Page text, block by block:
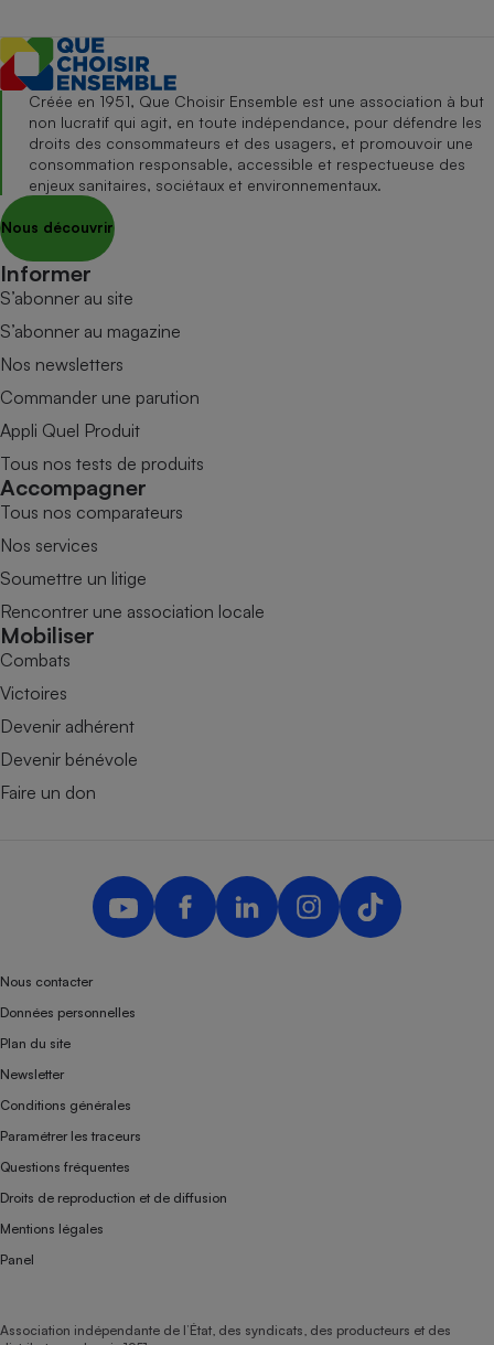
Créée en 1951, Que Choisir Ensemble est une association à but
non lucratif qui agit, en toute indépendance, pour défendre les
droits des consommateurs et des usagers, et promouvoir une
consommation responsable, accessible et respectueuse des
enjeux sanitaires, sociétaux et environnementaux.
Nous découvrir
Informer
S’abonner au site
S’abonner au magazine
Nos newsletters
Commander une parution
Appli Quel Produit
Tous nos tests de produits
Accompagner
Tous nos comparateurs
Nos services
Soumettre un litige
Rencontrer une association locale
Mobiliser
Combats
Victoires
Devenir adhérent
Devenir bénévole
Faire un don
Nous contacter
Données personnelles
Plan du site
Newsletter
Conditions générales
Paramétrer les traceurs
Questions fréquentes
Droits de reproduction et de diffusion
Mentions légales
Panel
Association indépendante de l’État, des syndicats, des producteurs et des